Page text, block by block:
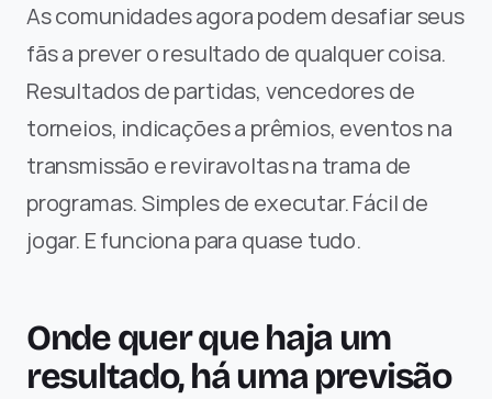
As comunidades agora podem desafiar seus
fãs a prever o resultado de qualquer coisa.
Resultados de partidas, vencedores de
torneios, indicações a prêmios, eventos na
transmissão e reviravoltas na trama de
programas. Simples de executar. Fácil de
jogar. E funciona para quase tudo.
Onde quer que haja um
resultado, há uma previsão